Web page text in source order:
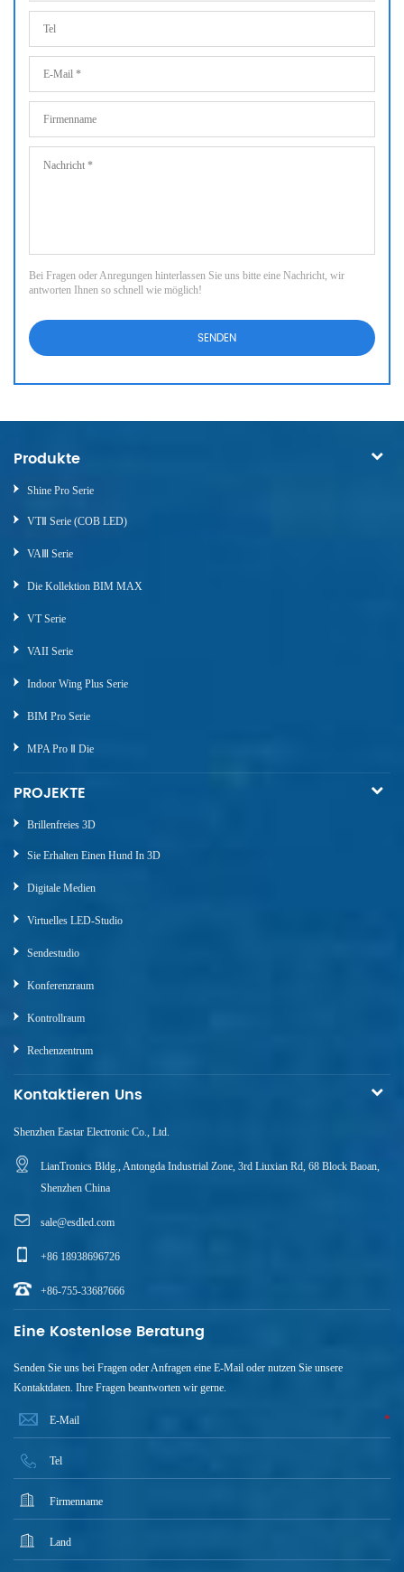
Bei Fragen oder Anregungen hinterlassen Sie uns bitte eine Nachricht, wir
antworten Ihnen so schnell wie möglich!
Produkte
Shine Pro Serie
VTⅡ Serie (COB LED)
VAⅢ Serie
Die Kollektion BIM MAX
VT Serie
VAII Serie
Indoor Wing Plus Serie
BIM Pro Serie
MPA Pro Ⅱ Die
PROJEKTE
Brillenfreies 3D
Sie Erhalten Einen Hund In 3D
Digitale Medien
Virtuelles LED-Studio
Sendestudio
Konferenzraum
Kontrollraum
Rechenzentrum
Kontaktieren Uns
Shenzhen Eastar Electronic Co., Ltd.
LianTronics Bldg., Antongda Industrial Zone, 3rd Liuxian Rd, 68 Block Baoan,
Shenzhen China
sale@esdled.com
+86 18938696726
+86-755-33687666
Eine Kostenlose Beratung
Senden Sie uns bei Fragen oder Anfragen eine E-Mail oder nutzen Sie unsere
Kontaktdaten. Ihre Fragen beantworten wir gerne.
*